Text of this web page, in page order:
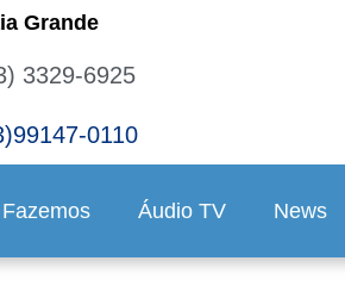
Grande
3329-6925
0110
Áudio TV News